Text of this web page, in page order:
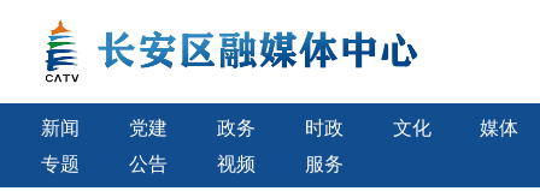
新闻 党建 政务 时政 文化
媒体
专题
公告 视频 服务